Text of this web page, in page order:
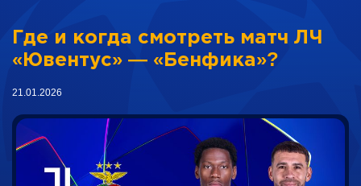
Где и когда смотреть матч ЛЧ
«Ювентус» — «Бенфика»?
21.01.2026